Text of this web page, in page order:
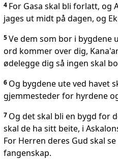
4 For Gasa skal bli forlatt, og
jages ut midt på dagen, og
5Ve dem som bor i bygdene
ord kommer over dig,
ødelegge dig så ingen skal
6 Og bygdene ute ved havet
gjemmesteder for hyrdene
7 Og det skal bli en bygd for
skal de ha sitt beite, i
For Herren deres Gud skal
fangenskap.